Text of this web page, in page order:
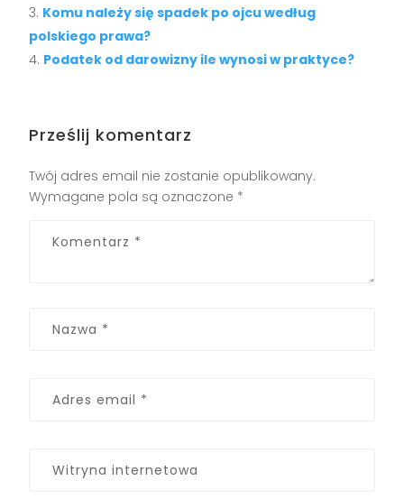
Komu należy się spadek po ojcu według
polskiego prawa?
Podatek od darowizny ile wynosi w praktyce?
Prześlij komentarz
Twój adres email nie zostanie opublikowany.
Wymagane pola są oznaczone *